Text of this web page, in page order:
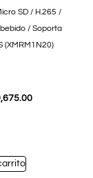
SD / H.265 /
/ Soporta
(XMRM1N20)